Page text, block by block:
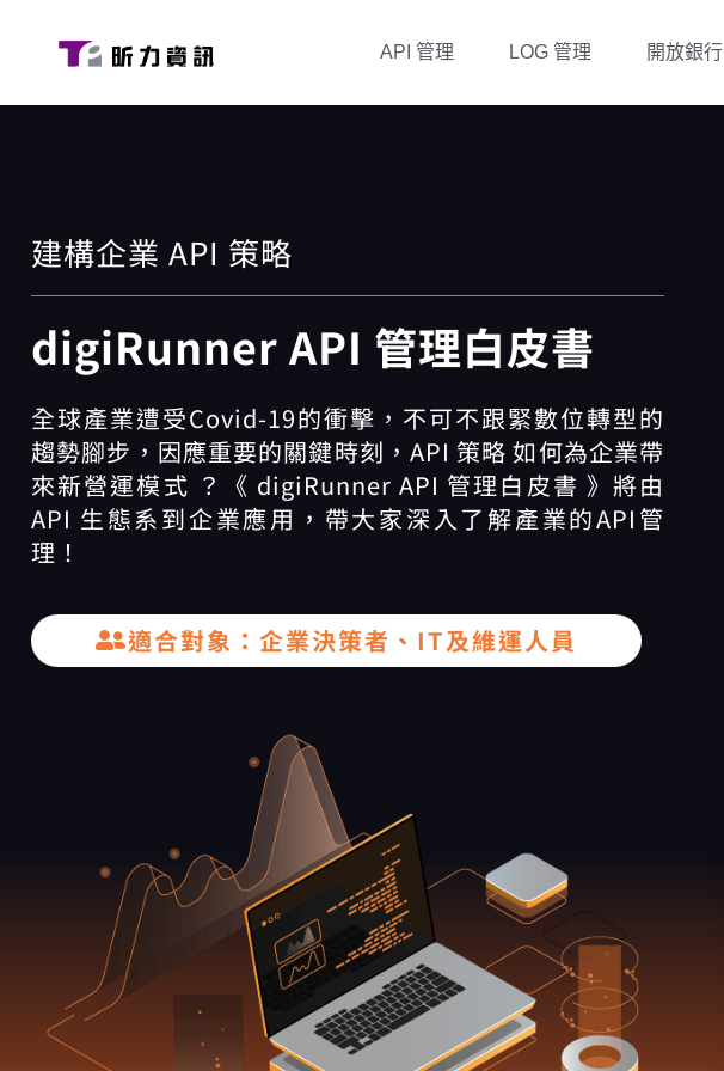
API 管理 LOG 管理 開放銀行
建構企業 API 策略
digiRunner API 管理白皮書
全球產業遭受Covid-19的衝擊，不可不跟緊數位轉型的
趨勢腳步，因應重要的關鍵時刻，API 策略 如何為企業帶
來新營運模式 ？《 digiRunner API 管理白皮書 》將由
API 生態系到企業應用，帶大家深入了解產業的API管
理！
適合對象：企業決策者、IT及維運人員